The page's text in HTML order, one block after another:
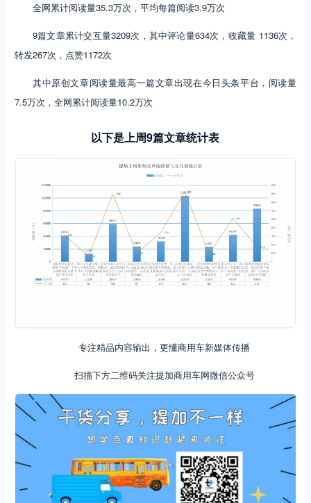
全网累计阅读量35.3万次，平均每篇阅读3.9万次
9篇文章累计交互量3209次，其中评论量634次，收藏量 1136次，
转发267次，点赞1172次
其中原创文章阅读量最高一篇文章出现在今日头条平台，阅读量
7.5万次，全网累计阅读量10.2万次
以下是上周9篇文章统计表
专注精品内容输出，更懂商用车新媒体传播
扫描下方二维码关注提加商用车网微信公众号